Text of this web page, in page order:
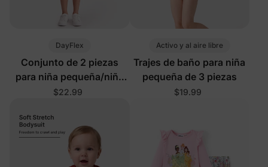
DayFlex
Conjunto de 2 piezas
para niña pequeña/niña
en amarillo
$22.99
Activo y al aire libre
Trajes de baño para niña
pequeña de 3 piezas
$19.99